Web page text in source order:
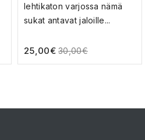
lehtikaton varjossa nämä
sukat antavat jaloille...
25,00€ 30,00€